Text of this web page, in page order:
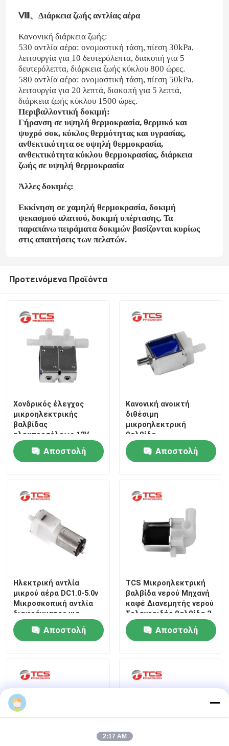
Ⅷ、Διάρκεια ζωής αντλίας αέρα
Κανονική διάρκεια ζωής:
530 αντλία αέρα: ονομαστική τάση, πίεση 30kPa,
λειτουργία για 10 δευτερόλεπτα, διακοπή για 5
δευτερόλεπτα, διάρκεια ζωής κύκλου 800 ώρες.
580 αντλία αέρα: ονομαστική τάση, πίεση 50kPa,
λειτουργία για 20 λεπτά, διακοπή για 5 λεπτά,
διάρκεια ζωής κύκλου 1500 ώρες.
Περιβαλλοντική δοκιμή:
Γήρανση σε υψηλή θερμοκρασία, θερμικό και
ψυχρό σοκ, κύκλος θερμότητας και υγρασίας,
ανθεκτικότητα σε υψηλή θερμοκρασία,
ανθεκτικότητα κύκλου θερμοκρασίας, διάρκεια
ζωής σε υψηλή θερμοκρασία
Άλλες δοκιμές:
Εκκίνηση σε χαμηλή θερμοκρασία, δοκιμή
ψεκασμού αλατιού, δοκιμή υπέρτασης. Τα
παραπάνω πειράματα δοκιμών βασίζονται κυρίως
στις απαιτήσεις των πελατών.
Προτεινόμενα Προϊόντα
Χονδρικός έλεγχος
μικροηλεκτρικής
βαλβίδας
ηλεκτροσόλεως 12V
Αποστολή
Κανονική ανοικτή
διθέσιμη
μικροηλεκτρική
βαλβίδα
ηλεκτροσόλενοειδούς
DC 4,5V Αποστολή
Ηλεκτρική αντλία
μικρού αέρα DC1.0-5.0v
Μικροσκοπική αντλία
διαφράγματος για
εφαρμογές παιχνιδιών
Αποστολή
TCS Μικροηλεκτρική
βαλβίδα νερού Μηχανή
καφέ Διανεμητής νερού
Σολενοειδής βαλβίδα 2
οδών
Αποστολή
2:17 AM